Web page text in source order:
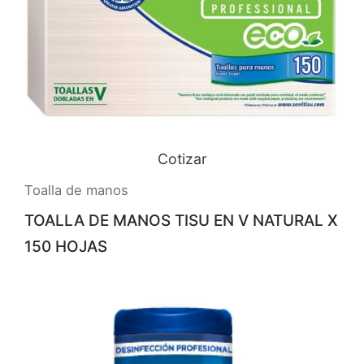
Cotizar
Toalla de manos
TOALLA DE MANOS TISU EN V NATURAL X
150 HOJAS